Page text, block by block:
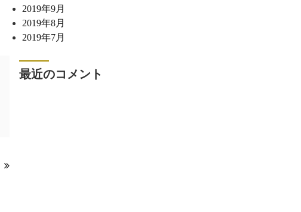
2019年9月
2019年8月
2019年7月
最近のコメント